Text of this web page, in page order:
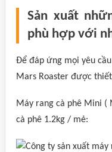
Sản xuất
phù hợp với
Để đáp ứng mọi yêu
Mars Roaster được
Máy rang cà phê Mini (
cà phê 1.2kg / mẻ: